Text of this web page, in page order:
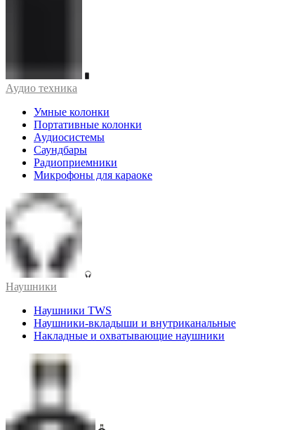
Аудио техника
Умные колонки
Портативные колонки
Аудиосистемы
Саундбары
Радиоприемники
Микрофоны для караоке
Наушники
Наушники TWS
Наушники-вкладыши и внутриканальные
Накладные и охватывающие наушники